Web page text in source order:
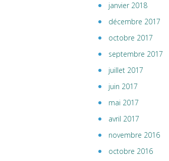
janvier 2018
décembre 2017
octobre 2017
septembre 2017
juillet 2017
juin 2017
mai 2017
avril 2017
novembre 2016
octobre 2016